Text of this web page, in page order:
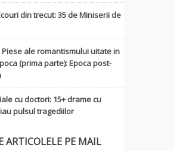
din trecut: 35 de Miniserii de
Piese ale romantismului uitate in
(prima parte): Epoca post-
cu doctori: 15+ drame cu
pulsul tragediilor
ARTICOLELE PE MAIL